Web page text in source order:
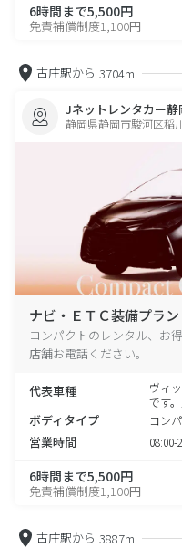
6時間まで5,500円
免責補償制度1,100円
古庄駅から 3704m
Jネットレンタカー
静岡県静岡市駿河区稲
ナビ・ＥＴＣ装備プラン
コンパクトのレンタル、お
店舗お電話ください。
代表車種
ヴィ
です
ボディタイプ コン
営業時間 08:00-
6時間まで5,500円
免責補償制度1,100円
古庄駅から 3887m